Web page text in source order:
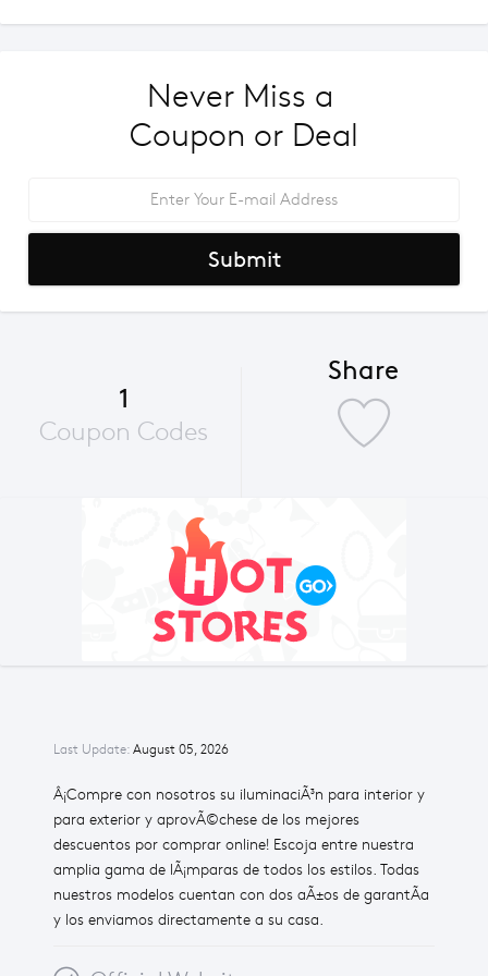
Last Update: August 05, 2026
Â¡Compre con nosotros su iluminaciÃ³n para interior y
para exterior y aprovÃ©chese de los mejores
descuentos por comprar online! Escoja entre nuestra
amplia gama de lÃ¡mparas de todos los estilos. Todas
nuestros modelos cuentan con dos aÃ±os de garantÃ­a
y los enviamos directamente a su casa.
Never Miss a
Coupon or Deal
Submit
1
Coupon Codes
Share